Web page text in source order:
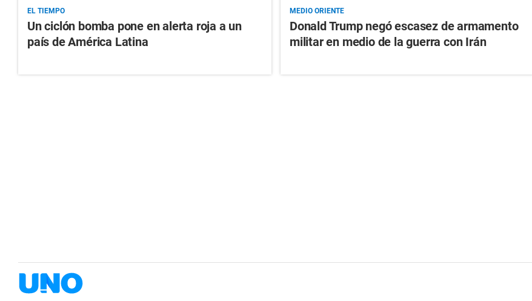
EL TIEMPO
Un ciclón bomba pone en alerta roja a un
país de América Latina
MEDIO ORIENTE
Donald Trump negó escasez de armamento
militar en medio de la guerra con Irán